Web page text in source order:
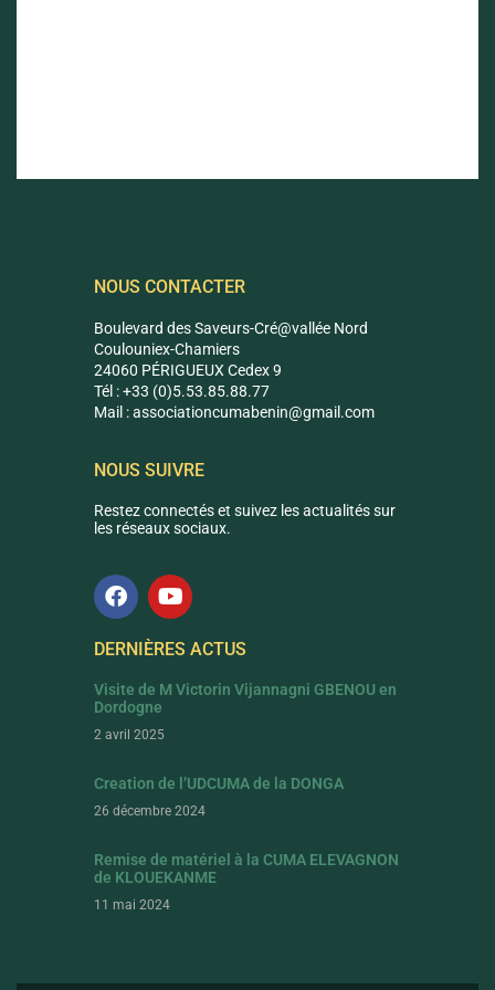
NOUS CONTACTER
Boulevard des Saveurs-Cré@vallée Nord
Coulouniex-Chamiers
24060 PÉRIGUEUX Cedex 9
Tél : +33 (0)5.53.85.88.77
Mail :associationcumabenin@gmail.com
NOUS SUIVRE
Restez connectés et suivez les actualités sur
les réseaux sociaux.
DERNIÈRES ACTUS
Visite de M Victorin Vijannagni GBENOU en
Dordogne
2 avril 2025
Creation de l’UDCUMA de la DONGA
26 décembre 2024
Remise de matériel à la CUMA ELEVAGNON
de KLOUEKANME
11 mai 2024